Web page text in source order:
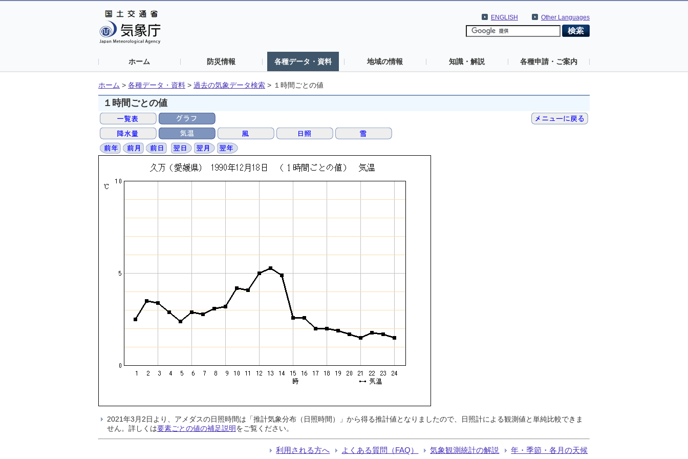
Other Languages
ENGLISH
ホーム 防災情報 各種データ・資料 地域の情報 知識・解説 各種申請・ご案内
ホーム > 各種データ・資料 > 過去の気象データ検索 > １時間ごとの値
１時間ごとの値
2021年3月2日より、アメダスの日照時間は「推計気象分布（日照時間）」から得る推計値となりましたので、日照計による観測値と単純比較できま
せん。詳しくは要素ごとの値の補足説明をご覧ください。
利用される方へ よくある質問（FAQ） 気象観測統計の解説 年・季節・各月の天候